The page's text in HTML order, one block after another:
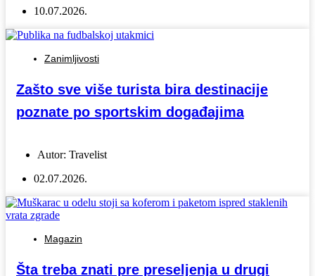
10.07.2026.
Zanimljivosti
Zašto sve više turista bira destinacije
poznate po sportskim događajima
Autor: Travelist
02.07.2026.
Magazin
Šta treba znati pre preseljenja u drugi